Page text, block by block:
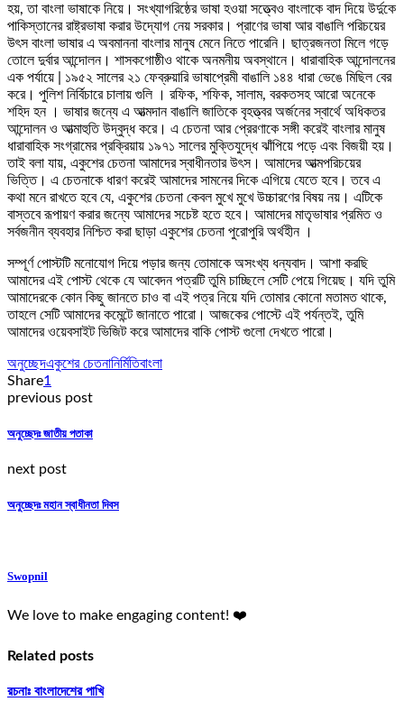
হয়, তা বাংলা ভাষাকে নিয়ে। সংখ্যাগরিষ্ঠের ভাষা হওয়া সত্ত্বেও বাংলাকে বাদ দিয়ে উর্দুকে
পাকিস্তানের রাষ্ট্রভাষা করার উদ্যোগ নেয় সরকার। প্রাণের ভাষা আর বাঙালি পরিচয়ের
উৎস বাংলা ভাষার এ অবমাননা বাংলার মানুষ মেনে নিতে পারেনি। ছাত্রজনতা মিলে গড়ে
তোলে দুর্বার আন্দোলন। শাসকগোষ্ঠীও থাকে অনমনীয় অবস্থানে। ধারাবাহিক আন্দোলনের
এক পর্যায়ে | ১৯৫২ সালের ২১ ফেব্রুয়ারি ভাষাপ্রেমী বাঙালি ১৪৪ ধারা ভেঙে মিছিল বের
করে। পুলিশ নির্বিচারে চালায় গুলি । রফিক, শফিক, সালাম, বরকতসহ আরো অনেকে
শহিদ হন । ভাষার জন্যে এ আত্মদান বাঙালি জাতিকে বৃহত্ত্বর অর্জনের স্বার্থে অধিকতর
আন্দোলন ও আত্মাহুতি উদ্বুদ্ধ করে। এ চেতনা আর প্রেরণাকে সঙ্গী করেই বাংলার মানুষ
ধারাবাহিক সংগ্রামের প্রক্রিয়ায় ১৯৭১ সালের মুক্তিযুদ্ধে ঝাঁপিয়ে পড়ে এবং বিজয়ী হয়।
তাই বলা যায়, একুশের চেতনা আমাদের স্বাধীনতার উৎস। আমাদের আত্মপরিচয়ের
ভিত্তি। এ চেতনাকে ধারণ করেই আমাদের সামনের দিকে এগিয়ে যেতে হবে। তবে এ
কথা মনে রাখতে হবে যে, একুশের চেতনা কেবল মুখে মুখে উচ্চারণের বিষয় নয়। এটিকে
বাস্তবে রূপায়ণ করার জন্যে আমাদের সচেষ্ট হতে হবে। আমাদের মাতৃভাষার প্রমিত ও
সর্বজনীন ব্যবহার নিশ্চিত করা ছাড়া একুশের চেতনা পুরোপুরি অর্থহীন ।
সম্পূর্ণ পোস্টটি মনোযোগ দিয়ে পড়ার জন্য তোমাকে অসংখ্য ধন্যবাদ। আশা করছি
আমাদের এই পোস্ট থেকে যে আবেদন পত্রটি তুমি চাচ্ছিলে সেটি পেয়ে গিয়েছ। যদি তুমি
আমাদেরকে কোন কিছু জানতে চাও বা এই পত্র নিয়ে যদি তোমার কোনো মতামত থাকে,
তাহলে সেটি আমাদের কমেন্টে জানাতে পারো। আজকের পোস্টে এই পর্যন্তই, তুমি
আমাদের ওয়েবসাইট ভিজিট করে আমাদের বাকি পোস্ট গুলো দেখতে পারো।
অনুচ্ছেদএকুশের চেতনানির্মিতিবাংলা
Share1
previous post
অনুচ্ছেদঃ জাতীয় পতাকা
next post
অনুচ্ছেদঃ মহান স্বাধীনতা দিবস
Swopnil
We love to make engaging content! ❤️
Related posts
রচনাঃ বাংলাদেশের পাখি